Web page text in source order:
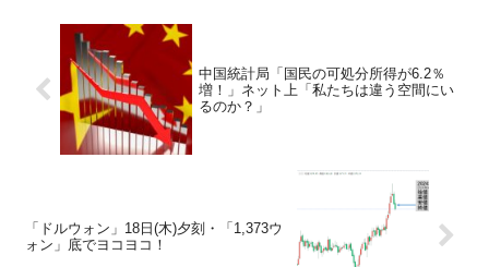
中国統計局「国民の可処分所得が6.2％
増！」ネット上「私たちは違う空間にい
るのか？」
「ドルウォン」18日(木)夕刻・「1,373ウ
ォン」底でヨコヨコ！